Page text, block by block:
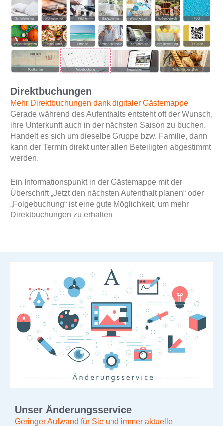
Direktbuchungen
Mehr Direktbuchungen dank digitaler Gästemappe
Gerade während des Aufenthalts entsteht oft der Wunsch,
ihre Unterkunft auch in der nächsten Saison zu buchen.
Handelt es sich um dieselbe Gruppe bzw. Familie, dann
kann der Termin direkt unter allen Beteiligten abgestimmt
werden.
Ein Informationspunkt in der Gästemappe mit der
Überschrift „Jetzt den nächsten Aufenthalt planen“ oder
„Folgebuchung“ ist eine gute Möglichkeit, um mehr
Direktbuchungen zu erhalten
Unser Änderungsservice
Geringer Aufwand für Sie und immer aktuelle